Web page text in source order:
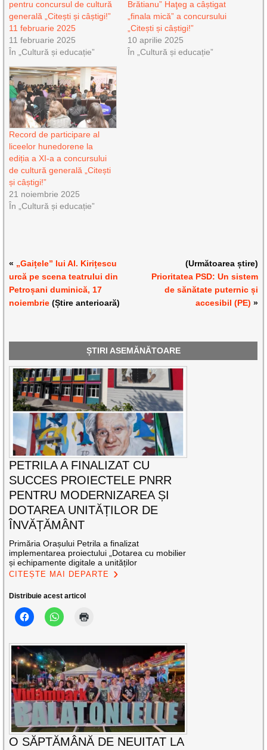
pentru concursul de cultură
generală „Citești și câștigi!”
11 februarie 2025
11 februarie 2025
În „Cultură și educație”
Brătianu” Haţeg a câștigat
„finala mică” a concursului
„Citești și câștigi!”
10 aprilie 2025
În „Cultură și educație”
Record de participare al
liceelor hunedorene la
ediția a XI-a a concursului
de cultură generală „Citești
și câștigi!”
21 noiembrie 2025
În „Cultură și educație”
« „Gaițele” lui Al. Kirițescu
urcă pe scena teatrului din
Petroșani duminică, 17
noiembrie (Știre anterioară)
(Următoarea știre)
Prioritatea PSD: Un sistem
de sănătate puternic și
accesibil (PE) »
ȘTIRI ASEMĂNĂTOARE
PETRILA A FINALIZAT CU
SUCCES PROIECTELE PNRR
PENTRU MODERNIZAREA ȘI
DOTAREA UNITĂȚILOR DE
ÎNVĂȚĂMÂNT
Primăria Orașului Petrila a finalizat
implementarea proiectului „Dotarea cu mobilier
și echipamente digitale a unităților
CITEȘTE MAI DEPARTE
Distribuie acest articol
O SĂPTĂMÂNĂ DE NEUITAT LA